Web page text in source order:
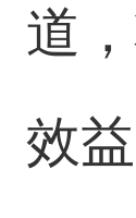
道
效